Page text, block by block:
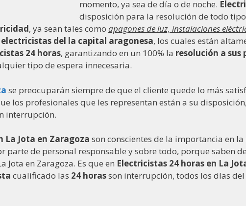
momento, ya sea de día o de noche.
disposición para la resolución de todo
, ya sean tales como apagones de luz, instalaciones
del la capital aragonesa, los cuales están
24 horas, garantizando en un 100% la resolución a sus
tipo de espera innecesaria.
se preocuparán siempre de que el cliente quede lo más
los profesionales que les representan están a su
interrupción.
La Jota en Zaragoza son conscientes de la importancia en
parte de personal responsable y sobre todo, porque saben
Jota en Zaragoza. Es que en Electricistas 24 horas en La
cualificado las 24 horasson interrupción, todos los días